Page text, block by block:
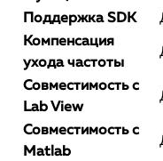
Поддержка SDK
Компенсация
ухода частоты
Совместимость с
Lab View
Совместимость с
Matlab